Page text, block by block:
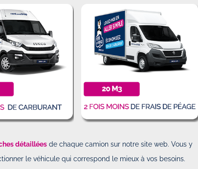
détaillées de chaque camion sur notre site web. Vous y
le véhicule qui correspond le mieux à vos besoins.